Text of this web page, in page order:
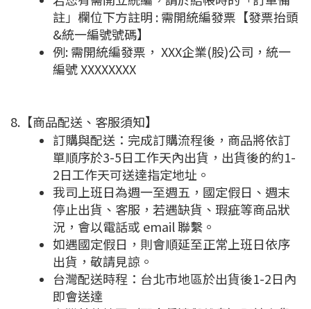
註」欄位下方註明 : 需開統編發票【發票抬頭
&統一編號號碼】
例: 需開統編發票， XXX企業(股)公司，統一
編號 XXXXXXXX
8.【商品配送、客服須知】
訂購與配送：完成訂購流程後，商品將依訂
單順序於3-5日工作天內出貨，出貨後的約1-
2日工作天可送達指定地址。
我司上班日為週一至週五，國定假日、週末
停止出貨、客服，若遇缺貨、瑕疵等商品狀
況，會以電話或 email 聯繫。
如遇國定假日，則會順延至正常上班日依序
出貨，敬請見諒。
台灣配送時程：台北市地區於出貨後1-2日內
即會送達